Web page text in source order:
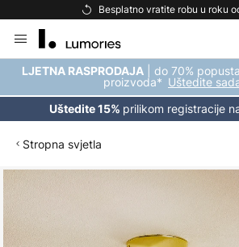
Besplatno vratite robu u roku
to
Content
LJETNA RASPRODAJA | do 70%
proizvoda* Uštedite
Uštedite 15% prilikom registracije
Stropna svjetla
Skip
the
end